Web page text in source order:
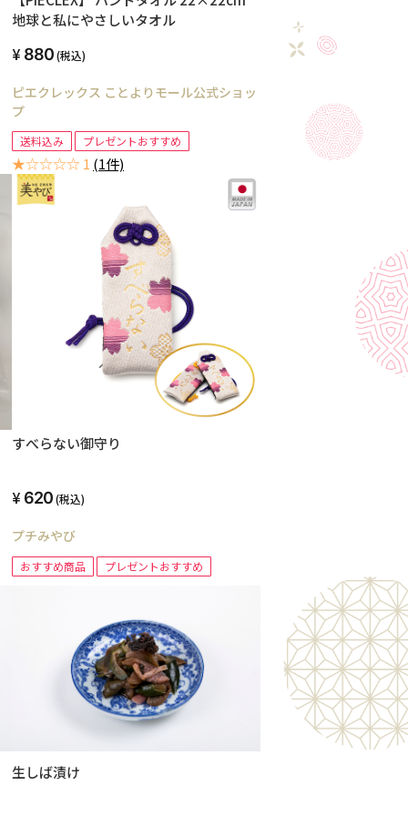
地球と私にやさしいタオル
880(税込)
ピエクレックス ことよりモール公式ショッ
プ
送料込み プレゼントおすすめ
★☆☆☆☆ 1 (1件)
すべらない御守り
620(税込)
プチみやび
おすすめ商品 プレゼントおすすめ
生しば漬け